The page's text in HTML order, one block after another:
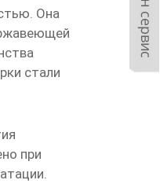
Она
стали
при